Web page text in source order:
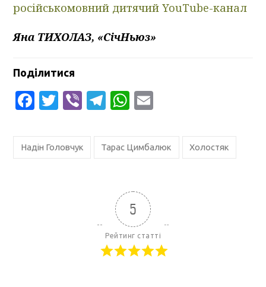
російськомовний дитячий YouTube-канал
Яна ТИХОЛАЗ, «СічНьюз»
Поділитися
Facebook
Twitter
ViberTelegram
WhatsApp
Надін Головчук Тарас Цимбалюк Холостяк
5
Рейтинг статті